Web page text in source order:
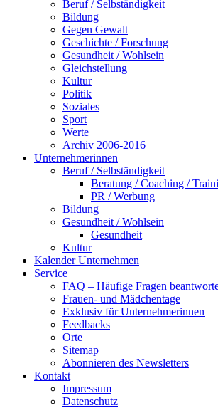
Beruf / Selbständigkeit
Bildung
Gegen Gewalt
Geschichte / Forschung
Gesundheit / Wohlsein
Gleichstellung
Kultur
Politik
Soziales
Sport
Werte
Archiv 2006-2016
Unternehmerinnen
Beruf / Selbständigkeit
Beratung / Coaching /
PR / Werbung
Bildung
Gesundheit / Wohlsein
Gesundheit
Kultur
Kalender Unternehmen
Service
FAQ – Häufige Fragen
Frauen- und Mädchentage
Exklusiv für Unternehmerinnen
Feedbacks
Orte
Sitemap
Abonnieren des Newsletters
Kontakt
Impressum
Datenschutz